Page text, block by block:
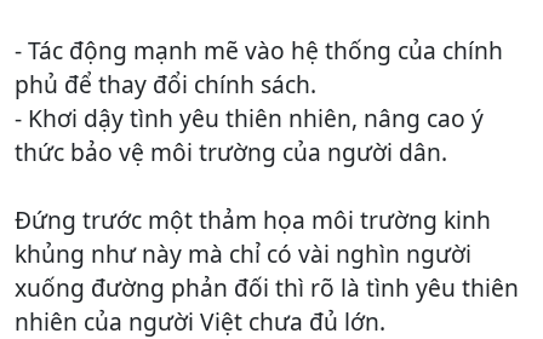
- Tác động mạnh mẽ vào hệ thống của chính
phủ để thay đổi chính sách.
- Khơi dậy tình yêu thiên nhiên, nâng cao ý
thức bảo vệ môi trường của người dân.
Đứng trước một thảm họa môi trường kinh
khủng như này mà chỉ có vài nghìn người
xuống đường phản đối thì rõ là tình yêu thiên
nhiên của người Việt chưa đủ lớn.